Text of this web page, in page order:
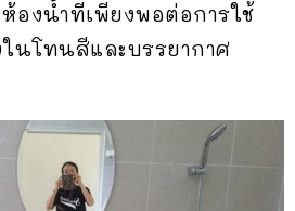
องน้ำที่เพียงพอต่อการใช้
นโทนสีและบรรยากาศ